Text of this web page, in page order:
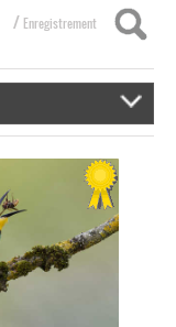
/ Enregistrement